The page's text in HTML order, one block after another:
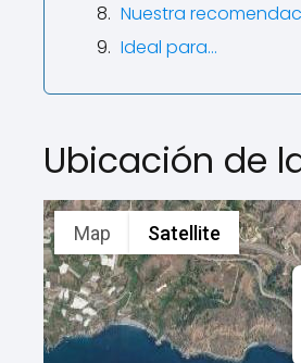
Nuestra
Ideal para…
Ubicación de
Map Satellite